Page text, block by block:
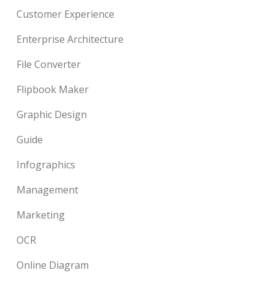
Customer Experience
Enterprise Architecture
File Converter
Flipbook Maker
Graphic Design
Guide
Infographics
Management
Marketing
OCR
Online Diagram